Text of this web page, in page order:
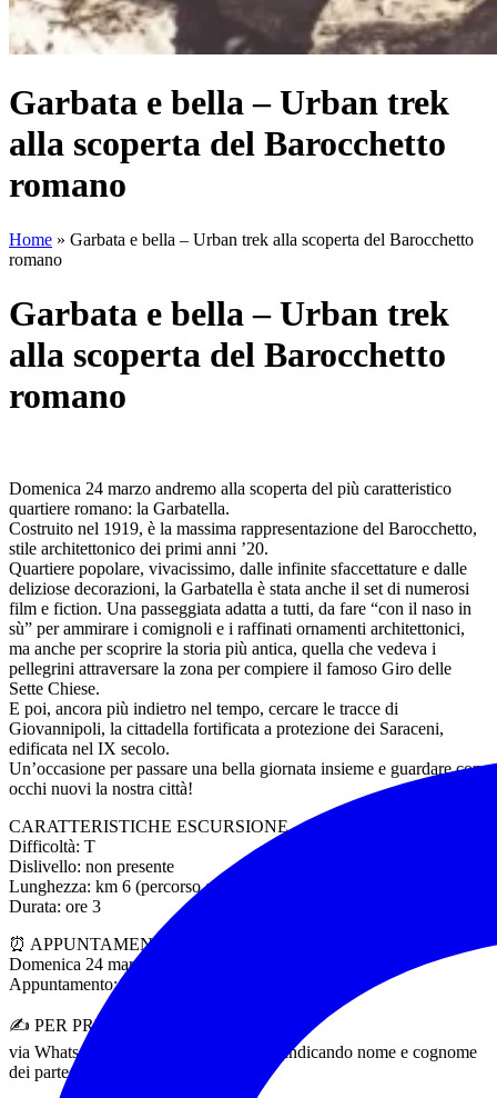
Garbata e bella – Urban trek
alla scoperta del Barocchetto
romano
Home » Garbata e bella – Urban trek alla scoperta del Barocchetto
romano
Garbata e bella – Urban trek
alla scoperta del Barocchetto
romano
Domenica 24 marzo andremo alla scoperta del più caratteristico
quartiere romano: la Garbatella.
Costruito nel 1919, è la massima rappresentazione del Barocchetto,
stile architettonico dei primi anni ’20.
Quartiere popolare, vivacissimo, dalle infinite sfaccettature e dalle
deliziose decorazioni, la Garbatella è stata anche il set di numerosi
film e fiction. Una passeggiata adatta a tutti, da fare “con il naso in
sù” per ammirare i comignoli e i raffinati ornamenti architettonici,
ma anche per scoprire la storia più antica, quella che vedeva i
pellegrini attraversare la zona per compiere il famoso Giro delle
Sette Chiese.
E poi, ancora più indietro nel tempo, cercare le tracce di
Giovannipoli, la cittadella fortificata a protezione dei Saraceni,
edificata nel IX secolo.
Un’occasione per passare una bella giornata insieme e guardare con
occhi nuovi la nostra città!
CARATTERISTICHE ESCURSIONE
Difficoltà: T
Dislivello: non presente
Lunghezza: km 6 (percorso ad anello)
Durata: ore 3
⏰ APPUNTAMENTO
Domenica 24 marzo 2024 – ore 9,30
Appuntamento: uscita fermata Metro B Garbatella
✍️ PER PRENOTARE
via Whatsapp wa.me/+393471185855 indicando nome e cognome
dei partecipanti, n° tessera Federtrek